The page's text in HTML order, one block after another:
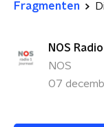
Fragmenten
NOS
NOS
07